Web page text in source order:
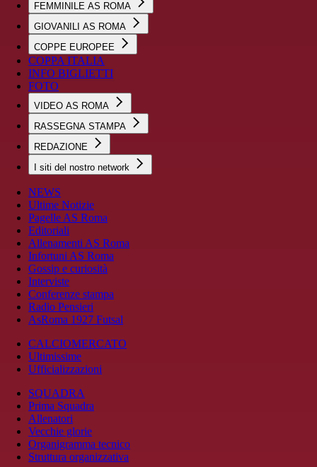
FEMMINILE AS ROMA
GIOVANILI AS ROMA
COPPE EUROPEE
COPPA ITALIA
INFO BIGLIETTI
FOTO
VIDEO AS ROMA
RASSEGNA STAMPA
REDAZIONE
I siti del nostro network
NEWS
Ultime Notizie
Pagelle AS Roma
Editoriali
Allenamenti AS Roma
Infortuni AS Roma
Gossip e curiosità
Interviste
Conferenze stampa
Radio Pensieri
AsRoma 1927 Futsal
CALCIOMERCATO
Ultimissime
Ufficializzazioni
SQUADRA
Prima Squadra
Allenatori
Vecchie glorie
Organigramma tecnico
Struttura organizzativa